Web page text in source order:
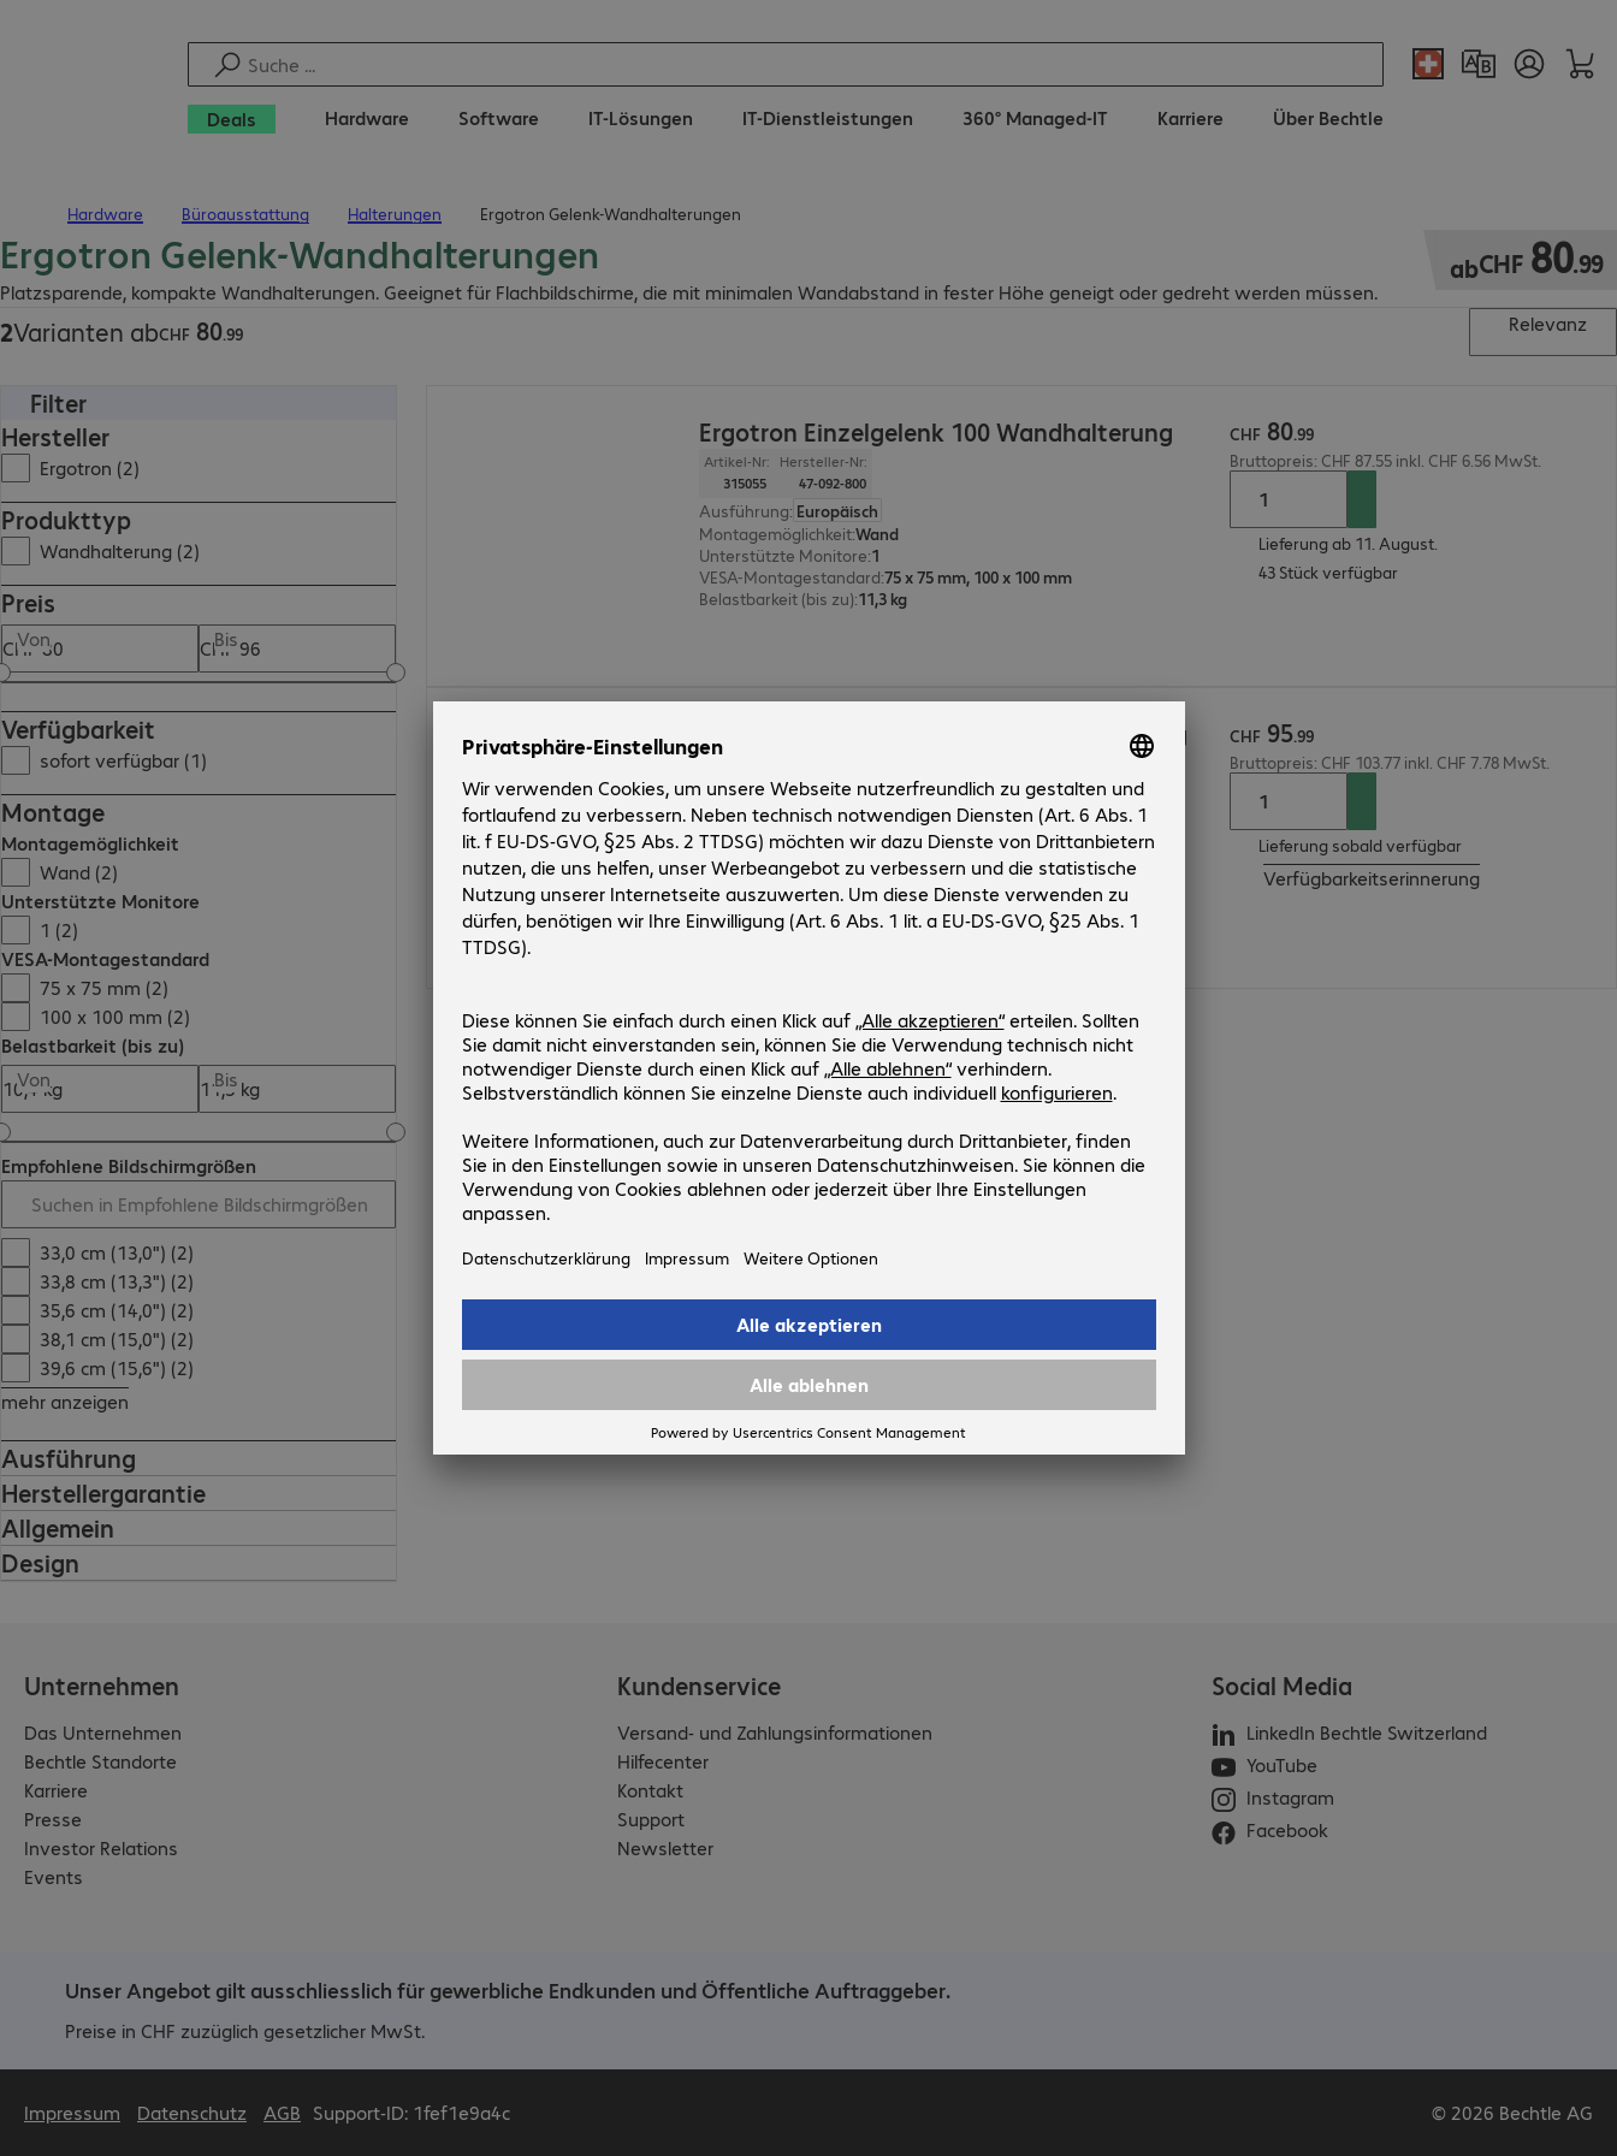
Deals Hardware Software IT-Lösungen IT-Dienstleistungen 360° Managed-IT Karriere Über Bechtle
Hardware Büroausstattung Halterungen Ergotron Gelenk-Wandhalterungen
Ergotron Gelenk-Wandhalterungen
Platzsparende, kompakte Wandhalterungen. Geeignet für Flachbildschirme, die mit minimalen Wandabstand in fester Höhe geneigt oder gedreht werden müssen.
abCHF 80.99
CHF 80.99
2Varianten abCHF 80.99
CHF 80.99
Relevanz
Filter
Hersteller
Ergotron (2)
Produkttyp
Wandhalterung (2)
Preis
Von Bis
Verfügbarkeit
sofort verfügbar (1)
Montage
Montagemöglichkeit
Wand (2)
Unterstützte Monitore
1 (2)
VESA-Montagestandard
75 x 75 mm (2)
100 x 100 mm (2)
Belastbarkeit (bis zu)
Von
Bis
Empfohlene Bildschirmgrößen
33,0 cm (13,0") (2)
33,8 cm (13,3") (2)
35,6 cm (14,0") (2)
38,1 cm (15,0") (2)
39,6 cm (15,6") (2)
mehr anzeigen
Ausführung
Herstellergarantie
Allgemein
Design
Ergotron Einzelgelenk 100 Wandhalterung
Artikel-Nr:
315055
Hersteller-Nr:
47-092-800
Ausführung: Europäisch
Montagemöglichkeit:Wand
Unterstützte Monitore:1
VESA-Montagestandard:75 x 75 mm, 100 x 100 mm
Belastbarkeit (bis zu):11,3 kg
CHF 80.99
Bruttopreis: CHF 87.55 inkl. CHF 6.56 MwSt.
Lieferung ab 11. August.
43 Stück verfügbar
Ergotron Doppelgelenk 100 Wandhalterung
311199
47-093-800
Ausführung:Europäisch
Montagemöglichkeit:Wand
Unterstützte Monitore
VESA-Montagestandard:75 x 75 mm, 100 x 100 mm
Belastbarkeit (bis zu):10,4 kg
CHF 95.99
CHF 95.99
Bruttopreis: CHF 103.77 inkl. CHF 7.78 MwSt.
Lieferung sobald verfügbar
Verfügbarkeitserinnerung
Mehr anzeigen
Unternehmen
Das Unternehmen
Bechtle Standorte
Karriere
Presse
Investor Relations
Events
Kundenservice
Versand- und Zahlungsinformationen
Hilfecenter
Kontakt
Support
Newsletter
Social Media
LinkedIn Bechtle Switzerland
YouTube
Instagram
Facebook
Unser Angebot gilt ausschliesslich für gewerbliche Endkunden und Öffentliche Auftraggeber.
Preise in CHF zuzüglich gesetzlicher MwSt.
Impressum Datenschutz AGB Support-ID: 1fef1e9a4c © 2026 Bechtle AG